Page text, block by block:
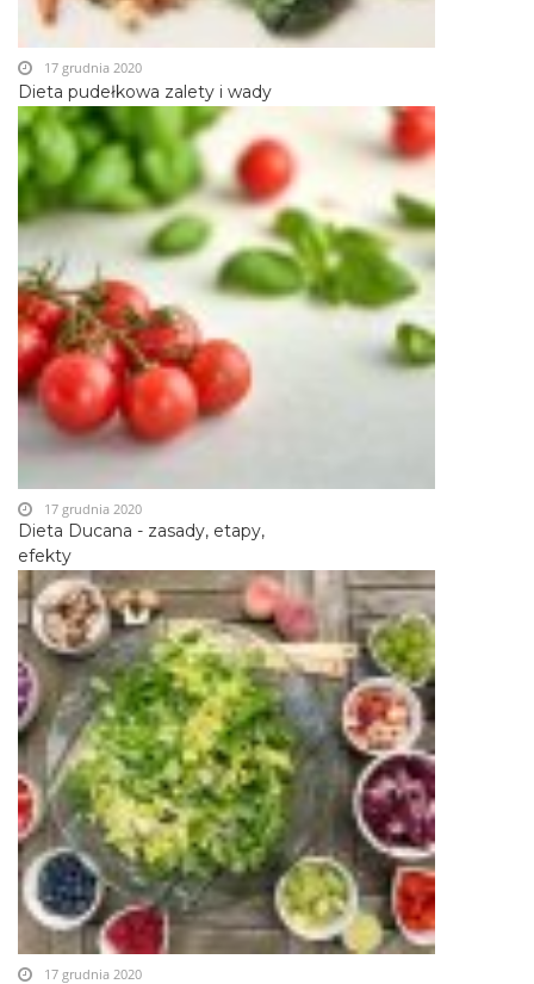
Dieta pudełkowa zalety i wady
17 grudnia 2020
Dieta Ducana - zasady, etapy,
efekty
17 grudnia 2020
17 grudnia 2020